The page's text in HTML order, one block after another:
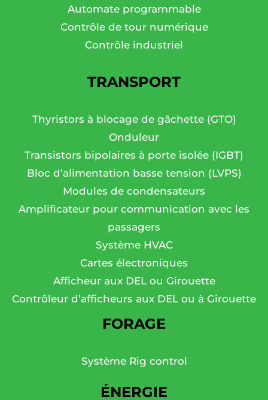
Automate programmable
Contrôle de tour numérique
Contrôle industriel
TRANSPORT
Thyristors à blocage de gâchette (GTO)
Onduleur
Transistors bipolaires à porte isolée (IGBT)
Bloc d’alimentation basse tension (LVPS)
Modules de condensateurs
Amplificateur pour communication avec les
passagers
Système HVAC
Cartes électroniques
Afficheur aux DEL ou Girouette
Contrôleur d’afficheurs aux DEL ou à Girouette
FORAGE
Système Rig control
ÉNERGIE